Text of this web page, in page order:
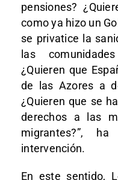
pensiones?
como ya hizo un
se privatice la
las
¿Quieren que
de las Azores a
¿Quieren que se
derechos a las
migrantes?”,
intervención.
En este sentido,